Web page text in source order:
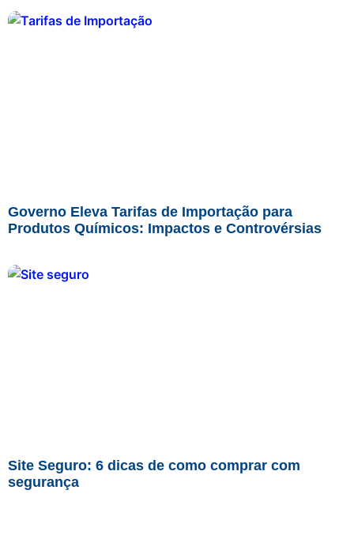
Governo Eleva Tarifas de Importação para
Produtos Químicos: Impactos e Controvérsias
Site Seguro: 6 dicas de como comprar com
segurança